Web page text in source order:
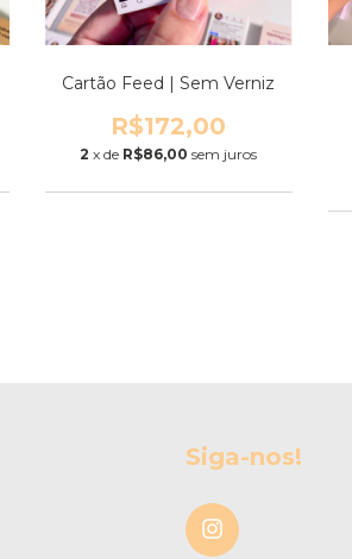
Cartão Feed | Sem Verniz
R$172,00
2 x de R$86,00 sem juros
Siga-nos!